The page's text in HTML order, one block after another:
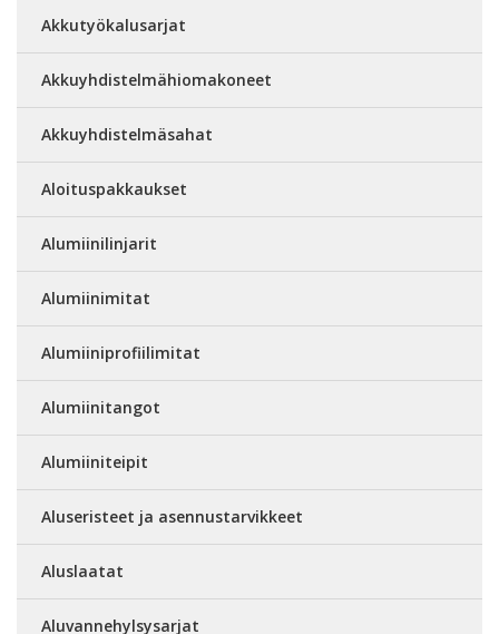
Akkutyökalusarjat
Akkuyhdistelmähiomakoneet
Akkuyhdistelmäsahat
Aloituspakkaukset
Alumiinilinjarit
Alumiinimitat
Alumiiniprofiilimitat
Alumiinitangot
Alumiiniteipit
Aluseristeet ja asennustarvikkeet
Aluslaatat
Aluvannehylsysarjat